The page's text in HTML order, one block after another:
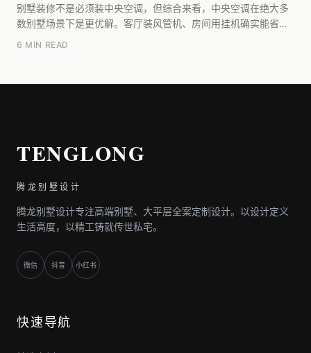
别墅装修不是必须装中央空调，但综合来看，中央空调在绝大多
数别墅场景下是更优解。客厅装风管机、房间用挂机确实能省点
6 MIN READ
TENGLONG
腾龙别墅设计
腾龙别墅设计专注高端别墅、大平层全案定制设计。以设计定义
生活高度，以精工铸就传世私宅。
微信 抖音 小红书
快速导航